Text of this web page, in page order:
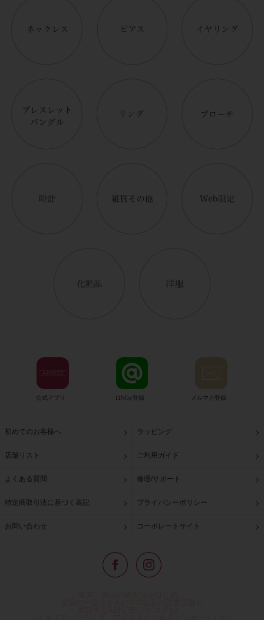
公式アプリ LINE@登録 メルマガ登録
初めてのお客様へ ラッピング
店舗リスト ご利用ガイド
よくある質問 修理/サポート
特定商取引法に基づく表記 プライバシーポリシー
お問い合わせ コーポレートサイト